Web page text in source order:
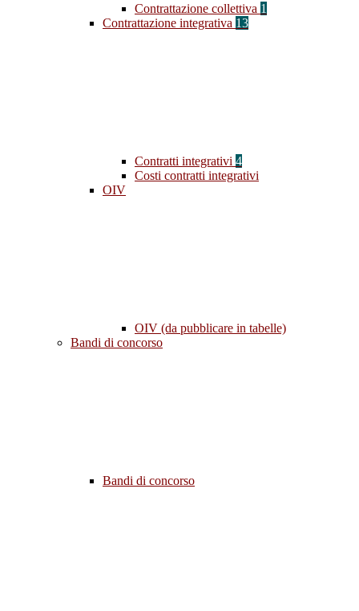
Contrattazione collettiva 1
Contrattazione integrativa 13
Contratti integrativi 4
Costi contratti integrativi
OIV
OIV (da pubblicare in tabelle)
Bandi di concorso
Bandi di concorso